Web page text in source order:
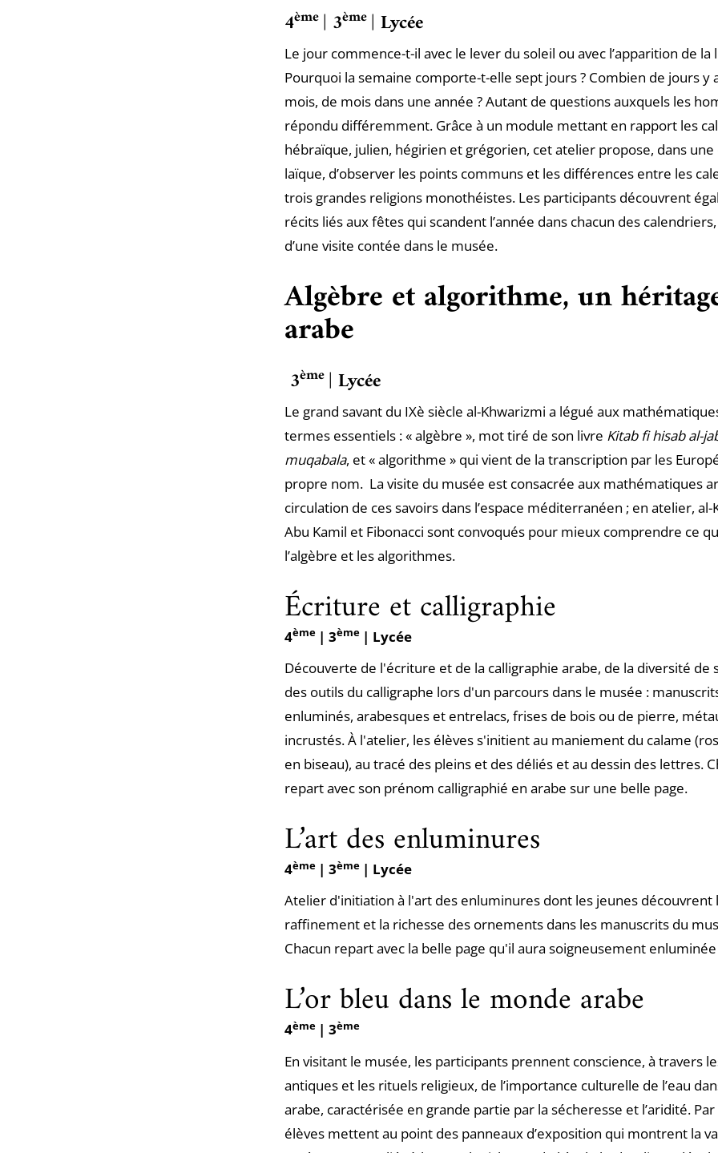
4ème| 3ème| Lycée
Le jour commence-t-il avec le lever du soleil ou avec l’apparition de la
Pourquoi la semaine comporte-t-elle sept jours ? Combien de jours y
mois, de mois dans une année ? Autant de questions auxquels les
répondu différemment. Grâce à un module mettant en rapport les
hébraïque, julien, hégirien et grégorien, cet atelier propose, dans
laïque, d’observer les points communs et les différences entre les
trois grandes religions monothéistes. Les participants découvrent
récits liés aux fêtes qui scandent l’année dans chacun des
d’une visite contée dans le musée.
Algèbre et algorithme, un
arabe
3ème| Lycée
Le grand savant du IXè siècle al-Khwarizmi a légué aux
termes essentiels : « algèbre », mot tiré de son livre Kitab fi hisab al-
muqabala, et « algorithme » qui vient de la transcription par les
propre nom. La visite du musée est consacrée aux mathématiques
circulation de ces savoirs dans l’espace méditerranéen ; en atelier, al-
Abu Kamil et Fibonacci sont convoqués pour mieux comprendre ce
l’algèbre et les algorithmes.
Écriture et calligraphie
4ème | 3ème | Lycée
Découverte de l'écriture et de la calligraphie arabe, de la diversité de
des outils du calligraphe lors d'un parcours dans le musée :
enluminés, arabesques et entrelacs, frises de bois ou de pierre,
incrustés. À l'atelier, les élèves s'initient au maniement du calame
en biseau), au tracé des pleins et des déliés et au dessin des lettres.
repart avec son prénom calligraphié en arabe sur une belle page.
L’art des enluminures
4ème | 3ème | Lycée
Atelier d'initiation à l'art des enluminures dont les jeunes découvrent
raffinement et la richesse des ornements dans les manuscrits du
Chacun repart avec la belle page qu'il aura soigneusement
L’or bleu dans le monde arabe
4ème | 3ème
En visitant le musée, les participants prennent conscience, à travers
antiques et les rituels religieux, de l’importance culturelle de l’eau
arabe, caractérisée en grande partie par la sécheresse et l’aridité.
élèves mettent au point des panneaux d’exposition qui montrent la